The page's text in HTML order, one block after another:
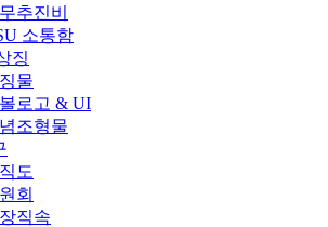
추진비
소통함
징
물
로고 & UI
조형물
도
회
직속